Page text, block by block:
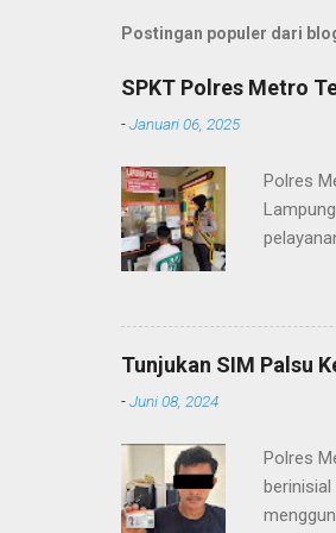
Postingan populer dari
SPKT Polres Metro
-Januari 06, 2025
Polres
Heri
pidana,
Tunjukan SIM Palsu
-Juni 08, 2024
Polres
berinisial